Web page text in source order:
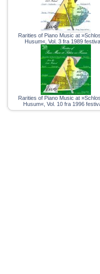
Rarities of Piano Music at
Husum«, Vol. 3 fra 1989
Rarities of Piano Music at
Husum«, Vol. 10 fra 1996